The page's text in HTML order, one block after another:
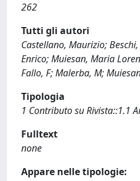
262
Tutti gli autori
Castellano, Maurizio; Beschi,
Enrico; Muiesan, Maria
Fallo, F; Malerba, M;
Tipologia
1 Contributo su Rivista::1.1
Fulltext
none
Appare nelle tipologie: